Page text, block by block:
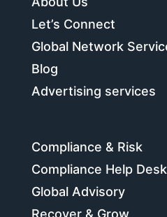
Let’s Connect
Global Network
Blog
Advertising services
Compliance & Risk
Compliance Help Desk
Global Advisory